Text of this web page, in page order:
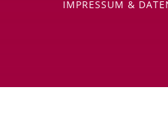
IMPRESSUM &